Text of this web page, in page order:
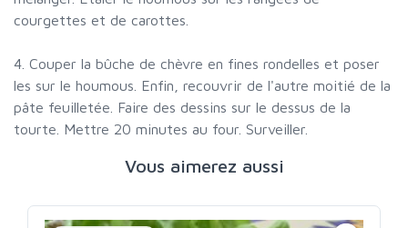
courgettes et de carottes.
4. Couper la bûche de chèvre en fines rondelles et poser
les sur le houmous. Enfin, recouvrir de l'autre moitié de la
pâte feuilletée. Faire des dessins sur le dessus de la
tourte. Mettre 20 minutes au four. Surveiller.
Vous aimerez aussi